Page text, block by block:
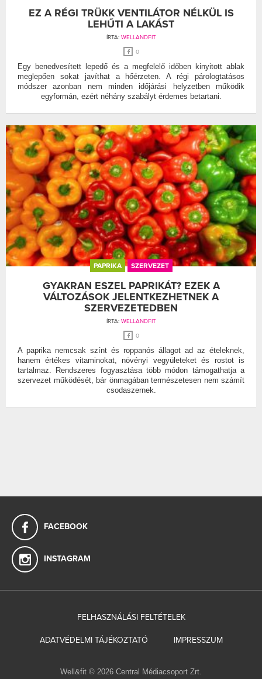
EZ A RÉGI TRÜKK VENTILÁTOR NÉLKÜL IS
LEHŰTI A LAKÁST
ÍRTA: WELLANDFIT
0
Egy benedvesített lepedő és a megfelelő időben kinyitott ablak
meglepően sokat javíthat a hőérzeten. A régi párologtatásos
módszer azonban nem minden időjárási helyzetben működik
egyformán, ezért néhány szabályt érdemes betartani.
PAPRIKA SZERVEZET
GYAKRAN ESZEL PAPRIKÁT? EZEK A
VÁLTOZÁSOK JELENTKEZHETNEK A
SZERVEZETEDBEN
ÍRTA: WELLANDFIT
0
A paprika nemcsak színt és roppanós állagot ad az ételeknek,
hanem értékes vitaminokat, növényi vegyületeket és rostot is
tartalmaz. Rendszeres fogyasztása több módon támogathatja a
szervezet működését, bár önmagában természetesen nem számít
csodaszernek.
FACEBOOK
INSTAGRAM
FELHASZNÁLÁSI FELTÉTELEK
ADATVÉDELMI TÁJÉKOZTATÓ IMPRESSZUM
Well&fit © 2026 Central Médiacsoport Zrt.